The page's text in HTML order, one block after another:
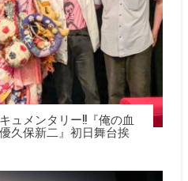
ュメンタリー!!『俺の血
久保新二』初日舞台挨